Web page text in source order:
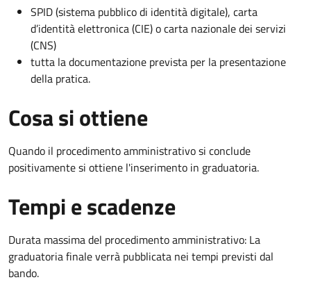
SPID (sistema pubblico di identità digitale), carta
d’identità elettronica (CIE) o carta nazionale dei servizi
(CNS)
tutta la documentazione prevista per la presentazione
della pratica.
Cosa si ottiene
Quando il procedimento amministrativo si conclude
positivamente si ottiene l'inserimento in graduatoria.
Tempi e scadenze
Durata massima del procedimento amministrativo: La
graduatoria finale verrà pubblicata nei tempi previsti dal
bando.